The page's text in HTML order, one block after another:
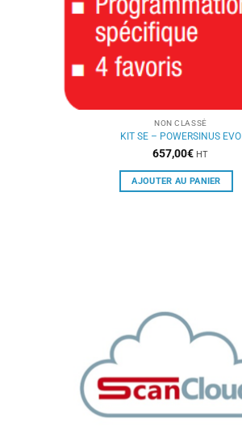
NON CLASSÉ
KIT SE – POWERSINUS EVO
657,00€ HT
AJOUTER AU PANIER